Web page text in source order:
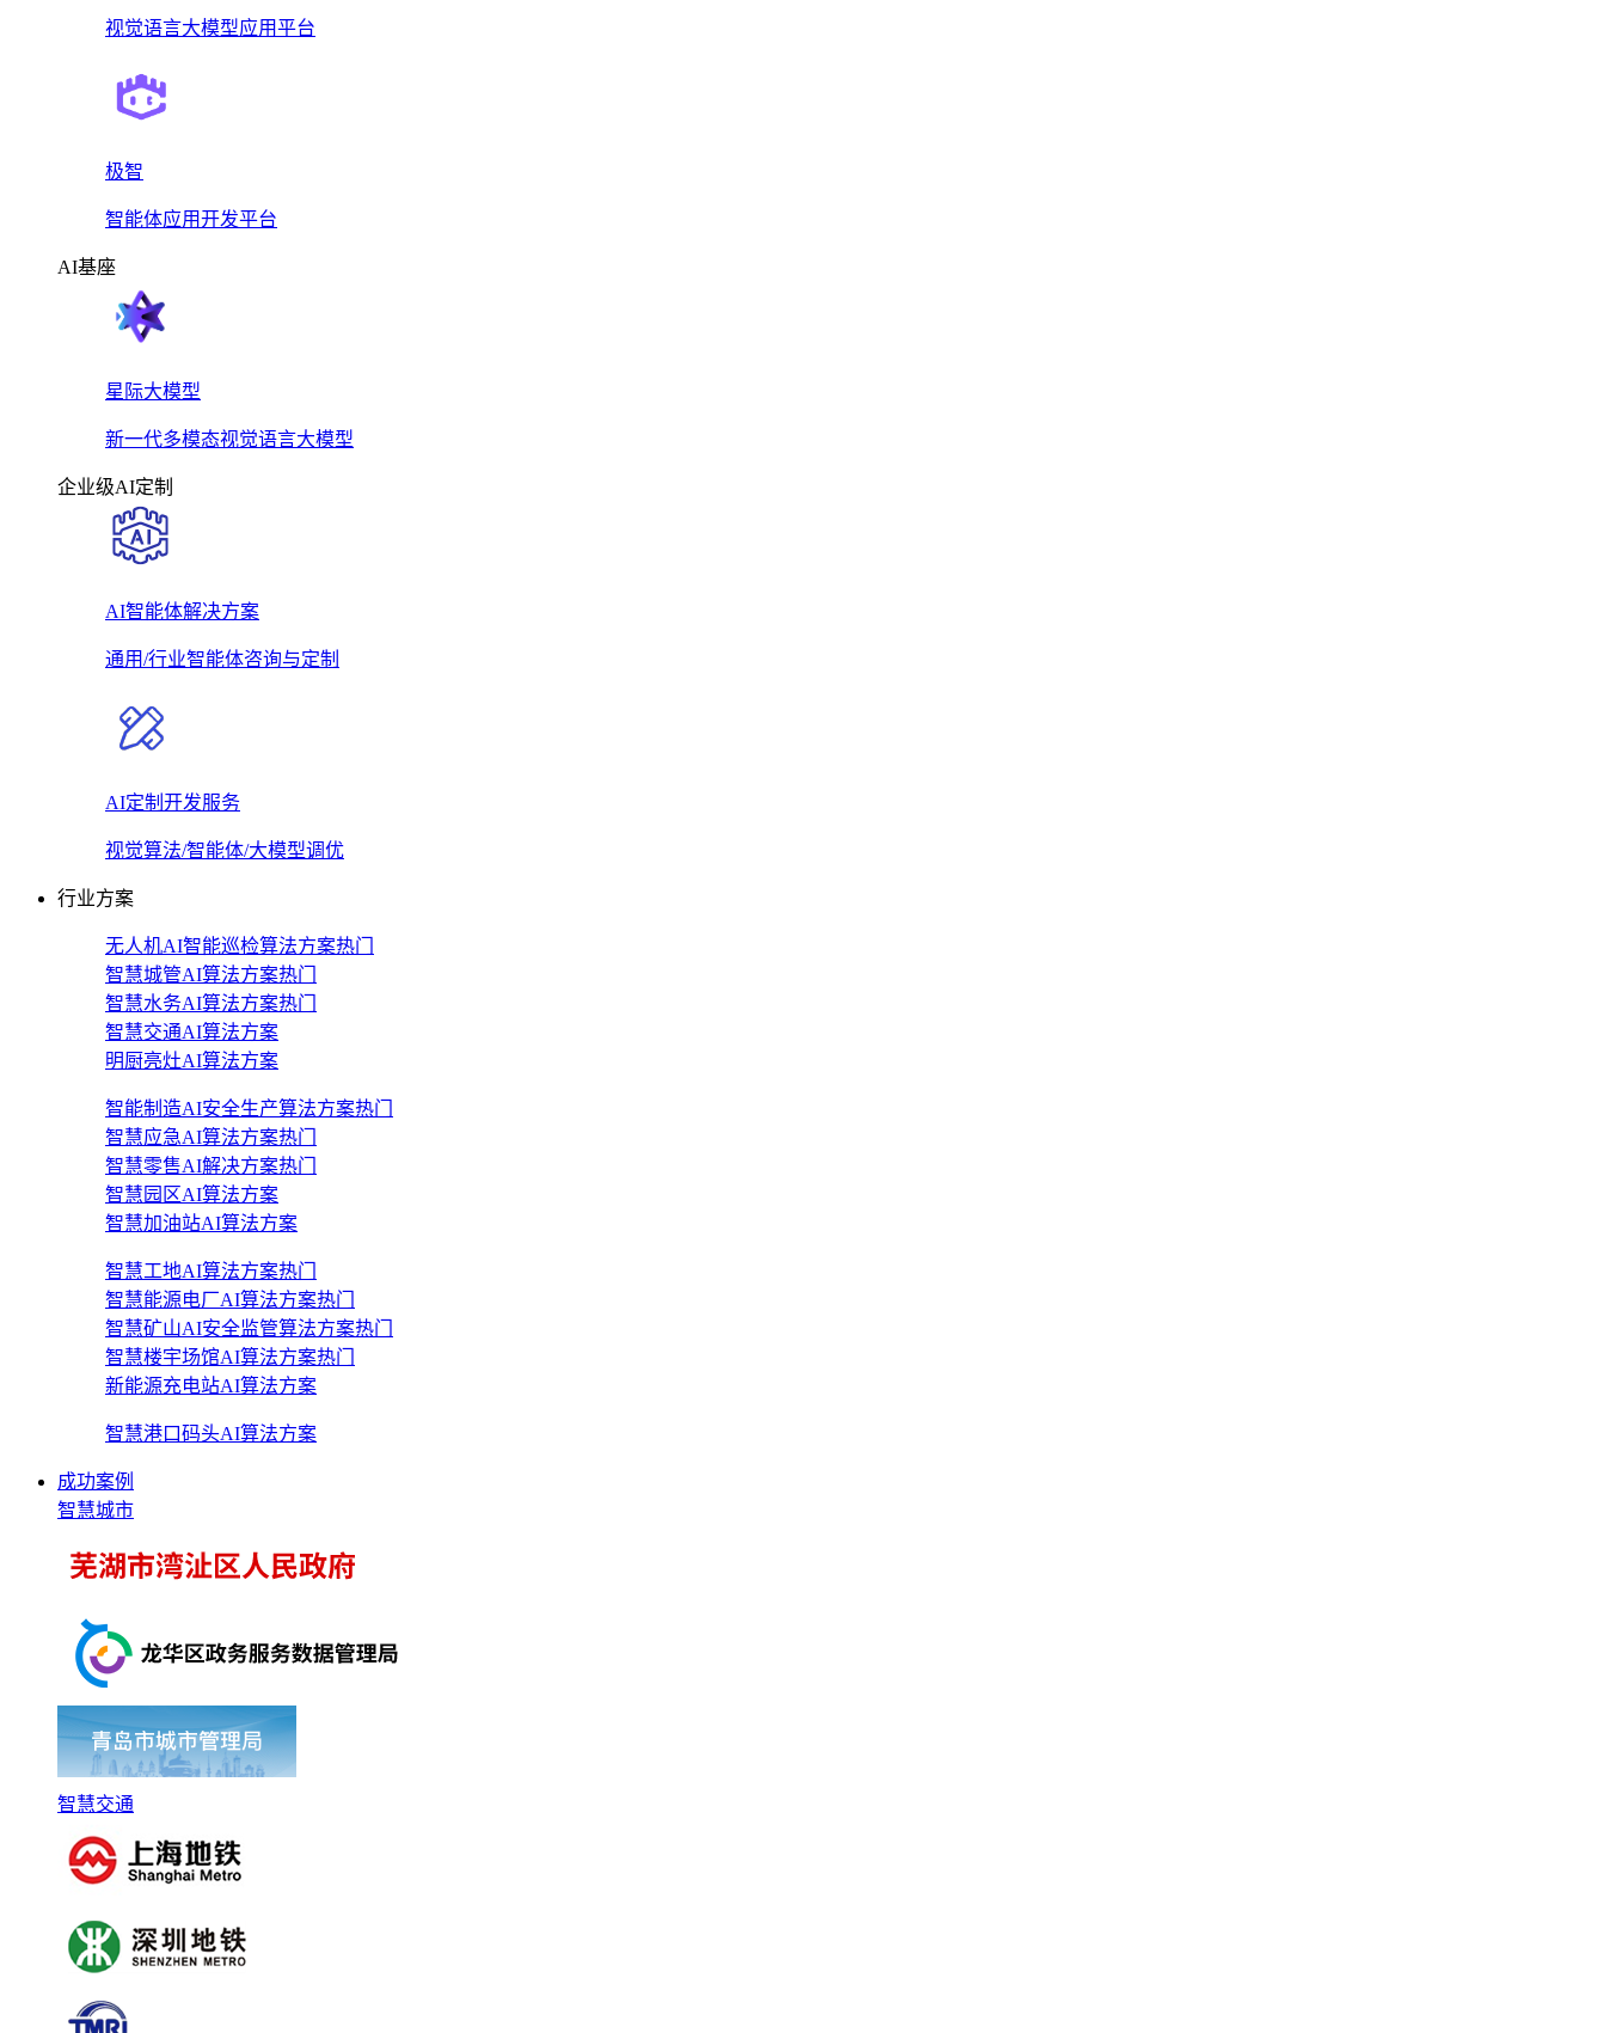
视觉语言大模型应用平台
极智
智能体应用开发平台
AI基座
星际大模型
新一代多模态视觉语言大模型
企业级AI定制
AI智能体解决方案
通用/行业智能体咨询与定制
AI定制开发服务
视觉算法/智能体/大模型调优
行业方案
无人机AI智能巡检算法方案热门
智慧城管AI算法方案热门
智慧水务AI算法方案热门
智慧交通AI算法方案
明厨亮灶AI算法方案
智能制造AI安全生产算法方案热门
智慧应急AI算法方案热门
智慧零售AI解决方案热门
智慧园区AI算法方案
智慧加油站AI算法方案
智慧工地AI算法方案热门
智慧能源电厂AI算法方案热门
智慧矿山AI安全监管算法方案热门
智慧楼宇场馆AI算法方案热门
新能源充电站AI算法方案
智慧港口码头AI算法方案
成功案例
智慧城市
智慧交通